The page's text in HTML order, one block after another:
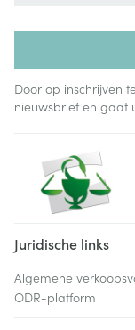
Door op inschrijven
nieuwsbrief en gaat
Juridische links
Algemene
ODR-platform